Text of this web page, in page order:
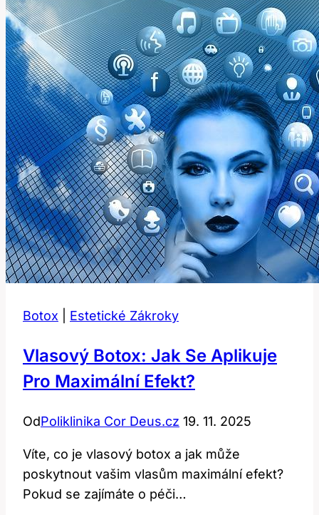
Horského
Slunce:
Vysvětlení
Značení
Botox Estetické Zákroky
Vlasový Botox: Jak Se Aplikuje
Pro Maximální Efekt?
OdPoliklinika Cor Deus.cz 19. 11. 2025
Víte, co je vlasový botox a jak může
poskytnout vašim vlasům maximální efekt?
Pokud se zajímáte o péči…